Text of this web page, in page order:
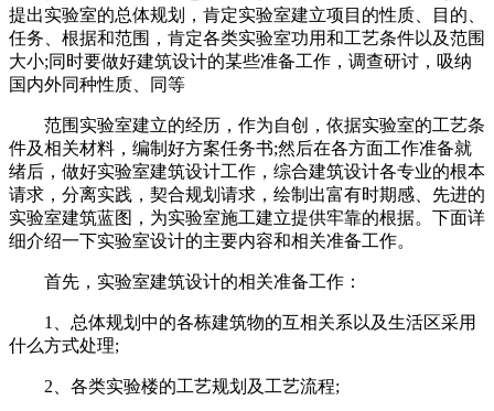
提出实验室的总体规划，肯定实验室建立项目的性质、目的、
任务、根据和范围，肯定各类实验室功用和工艺条件以及范围
大小;同时要做好建筑设计的某些准备工作，调查研讨，吸纳
国内外同种性质、同等
范围实验室建立的经历，作为自创，依据实验室的工艺条
件及相关材料，编制好方案任务书;然后在各方面工作准备就
绪后，做好实验室建筑设计工作，综合建筑设计各专业的根本
请求，分离实践，契合规划请求，绘制出富有时期感、先进的
实验室建筑蓝图，为实验室施工建立提供牢靠的根据。下面详
细介绍一下实验室设计的主要内容和相关准备工作。
首先，实验室建筑设计的相关准备工作：
1、总体规划中的各栋建筑物的互相关系以及生活区采用
什么方式处理;
2、各类实验楼的工艺规划及工艺流程;